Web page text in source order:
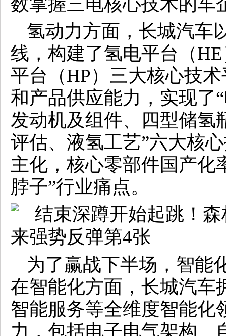
氢动力方面，长城汽车
线，构建了氢电平台（
平台（HP）三大核心技
和产品供应能力，实现了
发动机及组件、四型储氢
评估、液氢工艺”六大核
主化，核心零部件国产化
脖子”行业痛点。
为了赢战下半场，智能
在智能化方面，长城汽车
智能服务等全维度智能化
力，包括电子电气架构、